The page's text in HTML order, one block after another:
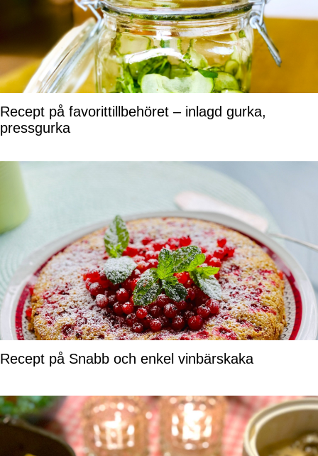
Recept på favorittillbehöret – inlagd gurka,
pressgurka
Recept på Snabb och enkel vinbärskaka